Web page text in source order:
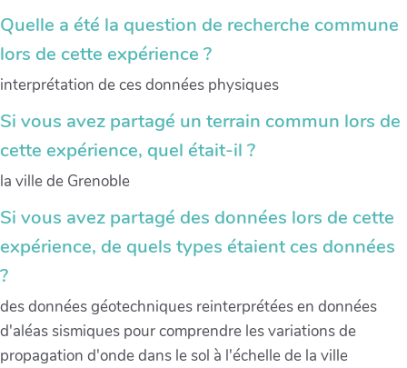
Quelle a été la question de recherche commune
lors de cette expérience ?
interprétation de ces données physiques
Si vous avez partagé un terrain commun lors de
cette expérience, quel était-il ?
la ville de Grenoble
Si vous avez partagé des données lors de cette
expérience, de quels types étaient ces données
?
des données géotechniques reinterprétées en données
d'aléas sismiques pour comprendre les variations de
propagation d'onde dans le sol à l'échelle de la ville